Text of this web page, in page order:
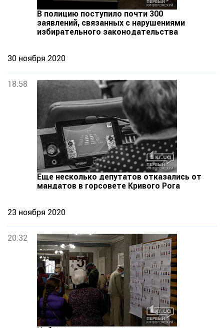
В полицию поступило почти 300
заявлений, связанных с нарушениями
избирательного законодательства
30 ноября 2020
18:58
Еще несколько депутатов отказались от
мандатов в горсовете Кривого Рога
23 ноября 2020
20:32